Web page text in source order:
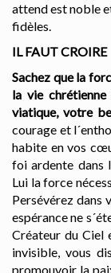
attend est noble
fidèles.
IL FAUT CROIRE
Sachez que la
la vie
viatique, votre
courage et
habite en vos
foi ardente dans
Lui la force
Persévérez dans
espérance ne
Créateur du Ciel
invisible, vous
promouvoir la